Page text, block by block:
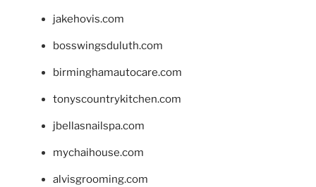
jakehovis.com
bosswingsduluth.com
birminghamautocare.com
tonyscountrykitchen.com
jbellasnailspa.com
mychaihouse.com
alvisgrooming.com